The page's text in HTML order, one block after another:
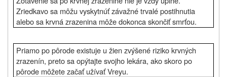
Zriedkavo sa môžu vyskytnúť závažné trvalé postihnutia
alebo sa krvná zrazenina môže dokonca skončiť smrťou.
Priamo po pôrode existuje u žien zvýšené riziko krvných
zrazenín, preto sa opýtajte svojho lekára, ako skoro po
pôrode môžete začať užívať Vreyu.